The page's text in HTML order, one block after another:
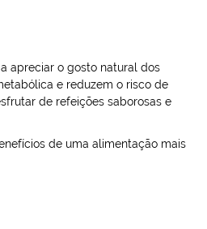
apreciar o gosto natural dos
e reduzem o risco de
de refeições saborosas e
de uma alimentação mais